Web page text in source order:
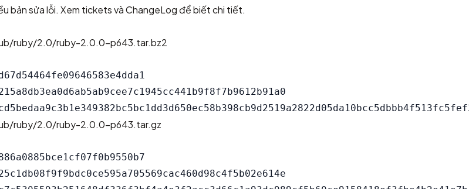
bản sửa lỗi. Xem ticketsvàChangeLog để biết chi tiết.
ruby/2.0/ruby-2.0.0-p643.tar.bz2
ruby/2.0/ruby-2.0.0-p643.tar.gz